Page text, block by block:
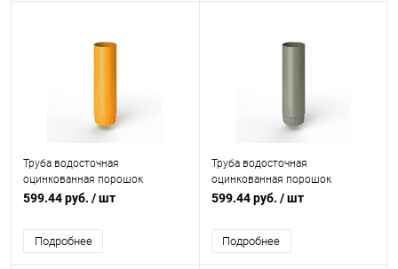
Труба водосточная
оцинкованная порошок
ф125х1250мм RAL 2007
599.44 руб. / шт
Подробнее
Труба водосточная
оцинкованная порошок
ф125х1250мм RAL 7033
599.44 руб. / шт
Подробнее